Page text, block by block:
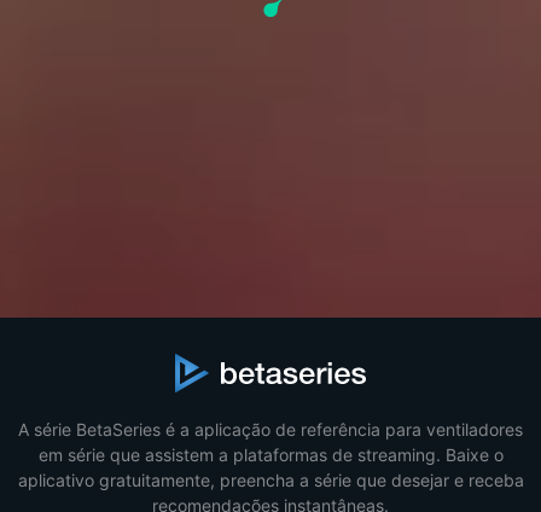
A série BetaSeries é a aplicação de referência para ventiladores
em série que assistem a plataformas de streaming. Baixe o
aplicativo gratuitamente, preencha a série que desejar e receba
recomendações instantâneas.